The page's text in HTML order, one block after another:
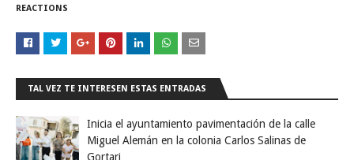
REACTIONS
TAL VEZ TE INTERESEN ESTAS ENTRADAS
Inicia el ayuntamiento pavimentación de la calle
Miguel Alemán en la colonia Carlos Salinas de
Gortari